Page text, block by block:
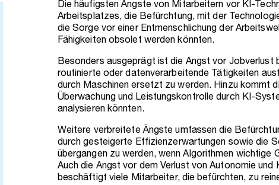
Die häufigsten Ängste von Mitarbeitern vor KI-
Arbeitsplatzes, die Befürchtung, mit der
die Sorge vor einer Entmenschlichung der
Fähigkeiten obsolet werden könnten.
Besonders ausgeprägt ist die Angst vor Jobverlust
routinierte oder datenverarbeitende Tätigkeiten
durch Maschinen ersetzt zu werden. Hinzu kommt
Überwachung und Leistungskontrolle durch KI-
analysieren könnten.
Weitere verbreitete Ängste umfassen die
durch gesteigerte Effizienzerwartungen sowie die
übergangen zu werden, wenn Algorithmen
Auch die Angst vor dem Verlust von Autonomie
beschäftigt viele Mitarbeiter, die befürchten, zu